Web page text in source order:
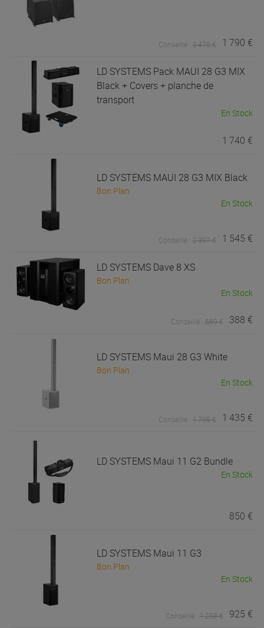
Conseillé : 2 470 € 1 790 €
LD SYSTEMS Pack MAUI 28 G3 MIX
Black + Covers + planche de
transport
En Stock
1 740 €
LD SYSTEMS MAUI 28 G3 MIX Black
Bon Plan
En Stock
Conseillé : 2 397 € 1 545 €
LD SYSTEMS Dave 8 XS
Bon Plan
En Stock
Conseillé : 569 € 388 €
LD SYSTEMS Maui 28 G3 White
Bon Plan
En Stock
Conseillé : 1 798 € 1 435 €
LD SYSTEMS Maui 11 G2 Bundle
En Stock
850 €
LD SYSTEMS Maui 11 G3
Bon Plan
En Stock
Conseillé : 1 258 € 925 €